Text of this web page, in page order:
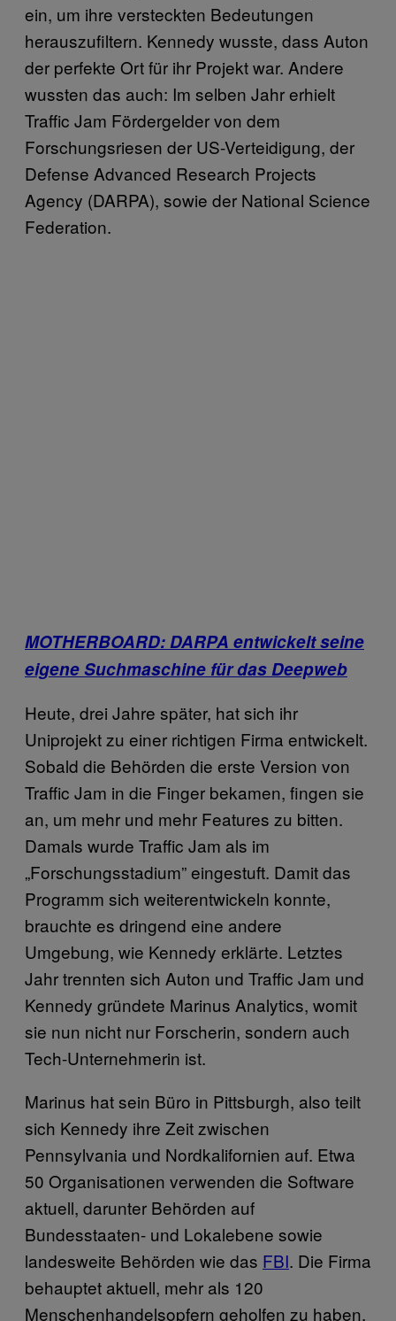
ein, um ihre versteckten Bedeutungen
herauszufiltern. Kennedy wusste, dass Auton
der perfekte Ort für ihr Projekt war. Andere
wussten das auch: Im selben Jahr erhielt
Traffic Jam Fördergelder von dem
Forschungsriesen der US-Verteidigung, der
Defense Advanced Research Projects
Agency (DARPA), sowie der National Science
Federation.
MOTHERBOARD: DARPA entwickelt seine
eigene Suchmaschine für das Deepweb
Heute, drei Jahre später, hat sich ihr
Uniprojekt zu einer richtigen Firma entwickelt.
Sobald die Behörden die erste Version von
Traffic Jam in die Finger bekamen, fingen sie
an, um mehr und mehr Features zu bitten.
Damals wurde Traffic Jam als im
„Forschungsstadium” eingestuft. Damit das
Programm sich weiterentwickeln konnte,
brauchte es dringend eine andere
Umgebung, wie Kennedy erklärte. Letztes
Jahr trennten sich Auton und Traffic Jam und
Kennedy gründete Marinus Analytics, womit
sie nun nicht nur Forscherin, sondern auch
Tech-Unternehmerin ist.
Marinus hat sein Büro in Pittsburgh, also teilt
sich Kennedy ihre Zeit zwischen
Pennsylvania und Nordkalifornien auf. Etwa
50 Organisationen verwenden die Software
aktuell, darunter Behörden auf
Bundesstaaten- und Lokalebene sowie
landesweite Behörden wie das FBI. Die Firma
behauptet aktuell, mehr als 120
Menschenhandelsopfern geholfen zu haben.